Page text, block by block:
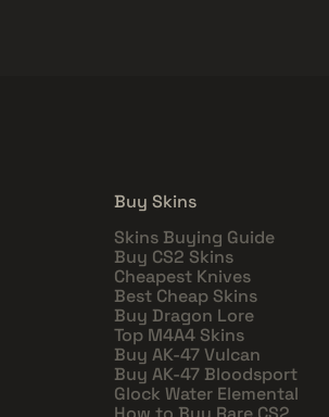
Buy Skins
Skins Buying Guide
Buy CS2 Skins
Cheapest Knives
Best Cheap Skins
Buy Dragon Lore
Top M4A4 Skins
Buy AK-47 Vulcan
Buy AK-47 Bloodsport
Glock Water Elemental